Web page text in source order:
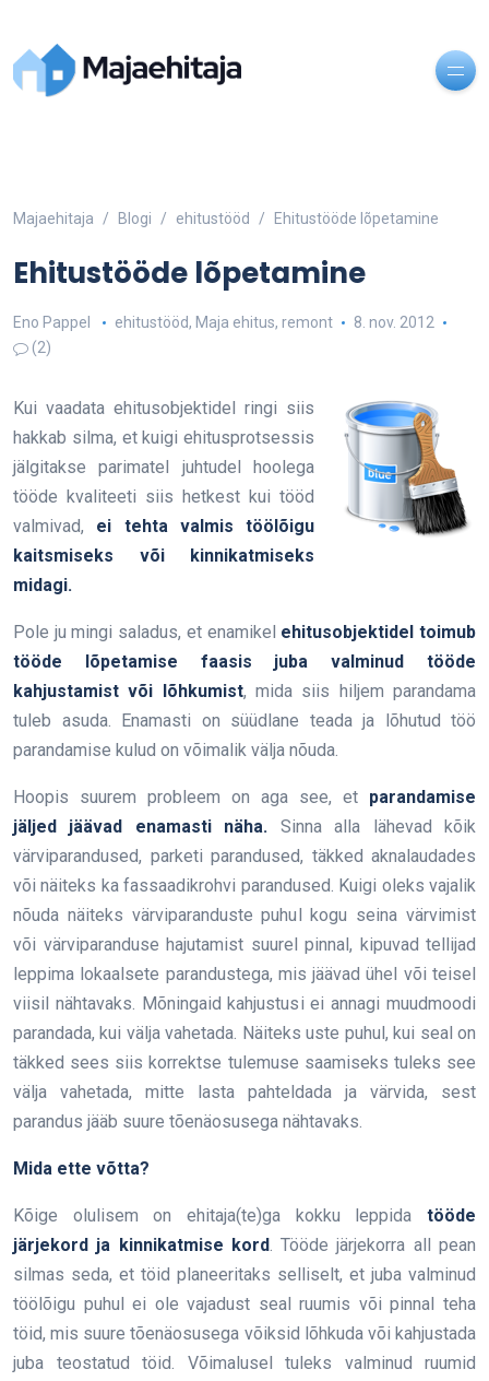
Majaehitaja Blogi ehitustööd Ehitustööde lõpetamine
Ehitustööde lõpetamine
Eno Pappel ehitustööd, Maja ehitus, remont
8. nov. 2012
(2)
Kui vaadata ehitusobjektidel ringi siis
hakkab silma, et kuigi ehitusprotsessis
jälgitakse parimatel juhtudel hoolega
tööde kvaliteeti siis hetkest kui tööd
valmivad, ei tehta valmis töölõigu
kaitsmiseks või kinnikatmiseks
midagi.
Pole ju mingi saladus, et enamikel ehitusobjektidel toimub
tööde lõpetamise faasis juba valminud tööde
kahjustamist või lõhkumist, mida siis hiljem parandama
tuleb asuda. Enamasti on süüdlane teada ja lõhutud töö
parandamise kulud on võimalik välja nõuda.
Hoopis suurem probleem on aga see, et parandamise
jäljed jäävad enamasti näha. Sinna alla lähevad kõik
värviparandused, parketi parandused, täkked aknalaudades
või näiteks ka fassaadikrohvi parandused. Kuigi oleks vajalik
nõuda näiteks värviparanduste puhul kogu seina värvimist
või värviparanduse hajutamist suurel pinnal, kipuvad tellijad
leppima lokaalsete parandustega, mis jäävad ühel või teisel
viisil nähtavaks. Mõningaid kahjustusi ei annagi muudmoodi
parandada, kui välja vahetada. Näiteks uste puhul, kui seal on
täkked sees siis korrektse tulemuse saamiseks tuleks see
välja vahetada, mitte lasta pahteldada ja värvida, sest
parandus jääb suure tõenäosusega nähtavaks.
Mida ette võtta?
Kõige olulisem on ehitaja(te)ga kokku leppida tööde
järjekord ja kinnikatmise kord. Tööde järjekorra all pean
silmas seda, et töid planeeritaks selliselt, et juba valminud
töölõigu puhul ei ole vajadust seal ruumis või pinnal teha
töid, mis suure tõenäosusega võiksid lõhkuda või kahjustada
juba teostatud töid. Võimalusel tuleks valminud ruumid